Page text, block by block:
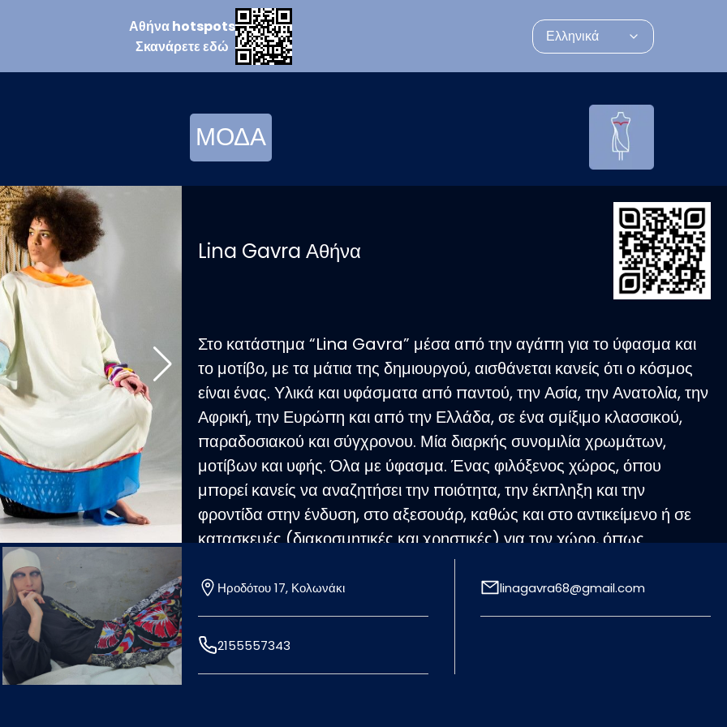
Αθήναhotspots
Σκανάρετεεδώ
Ελληνικά
ΜΟΔΑ
Lina Gavra Αθήνα
Στο κατάστημα “Lina Gavra” μέσα από την αγάπη για το ύφασμα και
το μοτίβο, με τα μάτια της δημιουργού, αισθάνεται κανείς ότι ο κόσμος
είναι ένας. Υλικά και υφάσματα από παντού, την Ασία, την Ανατολία, την
Αφρική, την Ευρώπη και από την Ελλάδα, σε ένα σμίξιμο κλασσικού,
παραδοσιακού και σύγχρονου. Μία διαρκής συνομιλία χρωμάτων,
μοτίβων και υφής. Όλα με ύφασμα. Ένας φιλόξενος χώρος, όπου
μπορεί κανείς να αναζητήσει την ποιότητα, την έκπληξη και την
φροντίδα στην ένδυση, στο αξεσουάρ, καθώς και στο αντικείμενο ή σε
κατασκευές (διακοσμητικές και χρηστικές) για τον χώρο, όπως
Ηροδότου 17, Κολωνάκι
2155557343
linagavra68@gmail.com